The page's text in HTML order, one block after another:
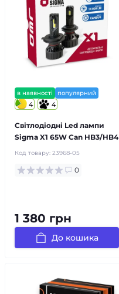
в наявності популярний
4 4
Світлодіодні Led лампи
Sigma X1 65W Can HB3/HB4
Код товару: 23968-05
0
1 380 грн
До кошика